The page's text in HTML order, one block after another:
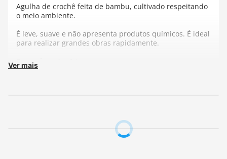
Agulha de crochê feita de bambu, cultivado respeitando
o meio ambiente.
É leve, suave e não apresenta produtos químicos. É ideal
para realizar grandes obras rapidamente.
Comprimento:
Ver mais